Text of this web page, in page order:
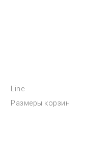
Line
Размеры корзин